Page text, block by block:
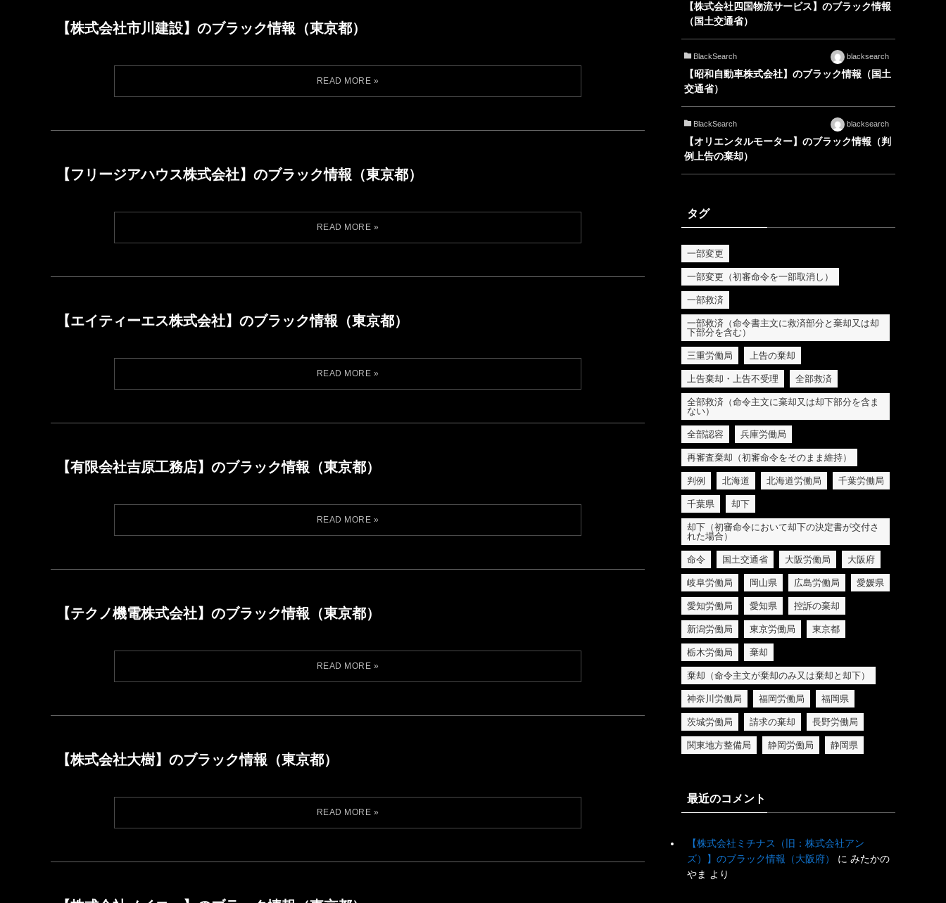
【株式会社市川建設】のブラック情報（東京都）
【フリージアハウス株式会社】のブラック情報（東京都）
【エイティーエス株式会社】のブラック情報（東京都）
【有限会社吉原工務店】のブラック情報（東京都）
【テクノ機電株式会社】のブラック情報（東京都）
【株式会社大樹】のブラック情報（東京都）
【株式会社四国物流サービス】のブラック情報
（国土交通省）
BlackSearch blacksearch
【昭和自動車株式会社】のブラック情報（国土
交通省）
BlackSearch blacksearch
【オリエンタルモーター】のブラック情報（判
例上告の棄却）
タグ
一部変更
一部変更（初審命令を一部取消し）
一部救済
一部救済（命令書主文に救済部分と棄却又は却
下部分を含む）
三重労働局 上告の棄却
上告棄却・上告不受理 全部救済
全部救済（命令主文に棄却又は却下部分を含ま
ない）
全部認容 兵庫労働局
再審査棄却（初審命令をそのまま維持）
判例 北海道 北海道労働局 千葉労働局
千葉県 却下
却下（初審命令において却下の決定書が交付さ
れた場合）
命令 国土交通省 大阪労働局 大阪府
岐阜労働局 岡山県 広島労働局 愛媛県
愛知労働局 愛知県 控訴の棄却
新潟労働局 東京労働局 東京都
栃木労働局 棄却
棄却（命令主文が棄却のみ又は棄却と却下）
神奈川労働局 福岡労働局 福岡県
茨城労働局 請求の棄却 長野労働局
関東地方整備局 静岡労働局 静岡県
最近のコメント
【株式会社ミチナス（旧：株式会社アン
ズ）】のブラック情報（大阪府）
に みたかの
やま より